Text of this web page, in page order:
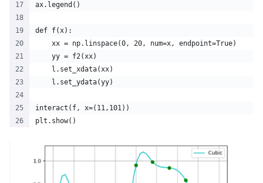
ax.legend()
def f(x):
    xx = np.linspace(0, 20, num=x, endpoint=True)
    yy = f2(xx)
    l.set_xdata(xx)
    l.set_ydata(yy)
interact(f, x=(11,101))
plt.show()